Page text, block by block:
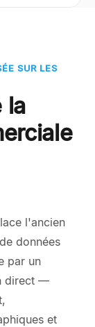
SUR LES
la
l'ancien
données
par un
direct —
et